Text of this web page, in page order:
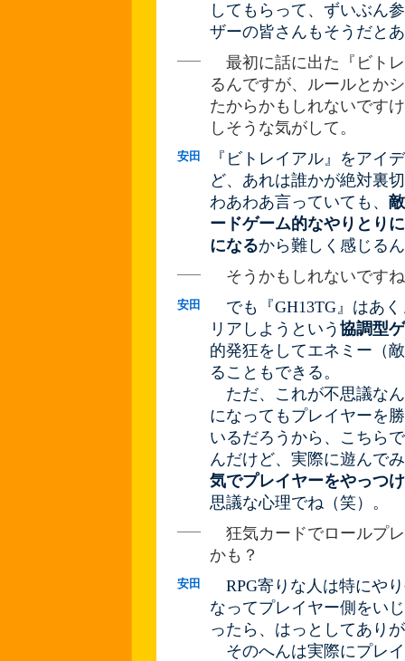
してもらって、ずいぶん
ザーの皆さんもそうだと
――
最初に話に出た『ビト
るんですが、ルールとか
たからかもしれないです
しそうな気がして。
安田
『ビトレイアル』をアイ
ど、あれは誰かが絶対裏
わあわあ言っていても、
ードゲーム的なやりとり
になるから難しく感じる
―― そうかもしれないです
安田
でも『GH13TG』はあ
リアしようという 協調型
的発狂をしてエネミー（
ることもできる。
ただ、これが不思議な
になってもプレイヤーを
いるだろうから、こちら
んだけど、実際に遊んで
気でプレイヤーをやっつ
思議な心理でね（笑）。
――
狂気カードでロールプ
かも？
安田
RPG寄りな人は特にや
なってプレイヤー側をい
ったら、はっとしてあり
そのへんは実際にプレ